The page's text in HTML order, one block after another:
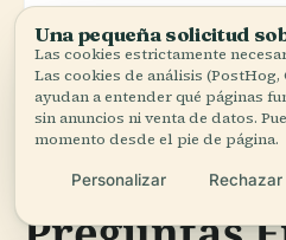
Accesibilidad:Contacta al
ayuda si es
Una pequeña solicitud
Las cookies estrictamente
Las cookies de análisis
ayudan a entender qué páginas
sin anuncios ni venta de datos.
momento desde el pie de página.
Personalizar